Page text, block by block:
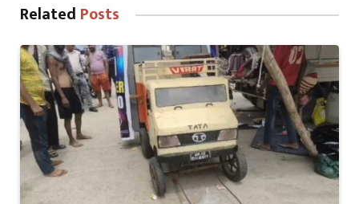
Related Posts